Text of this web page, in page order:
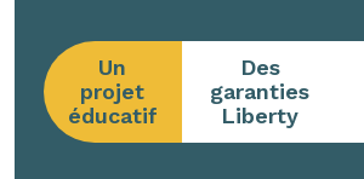
Un
projet
éducatif
Des
garanties
Liberty